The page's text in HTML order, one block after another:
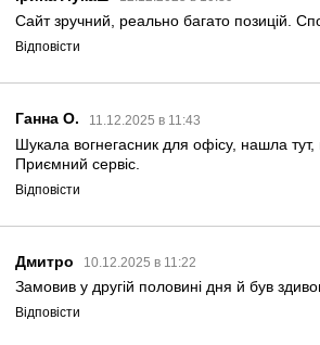
Сайт зручний, реально багато позицій.
Відповісти
Ганна О. 11.12.2025 в 11:43
Шукала вогнегасник для офісу, нашла
Приємний сервіс.
Відповісти
Дмитро 10.12.2025 в 11:22
Замовив у другій половині дня й був
Відповісти